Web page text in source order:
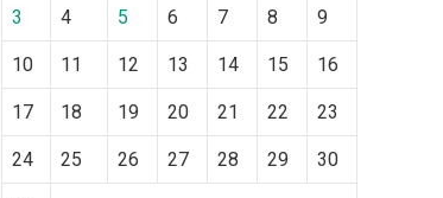
3 4 5 6 7 8 9
10 11 12 13 14 15 16
17 18 19 20 21 22 23
24 25 26 27 28 29 30